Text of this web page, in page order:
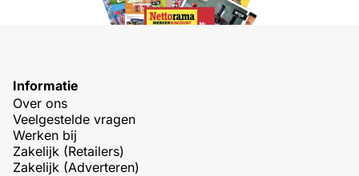
Informatie
Over ons
Veelgestelde vragen
Werken bij
Zakelijk (Retailers)
Zakelijk (Adverteren)